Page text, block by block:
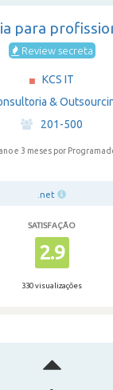
para
Review secreta
KCS IT
·
&
·
201-500
e 3 meses por
.net
SATISFAÇÃO
2.9
330 visualizações